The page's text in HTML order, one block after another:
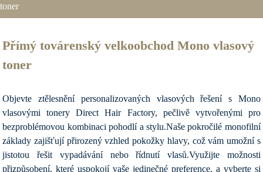
toner
Přímý továrenský velkoobchod Mono vlasový
toner
Objevte ztělesnění personalizovaných vlasových řešení s Mono
vlasovými tonery Direct Hair Factory, pečlivě vytvořenými pro
bezproblémovou kombinaci pohodlí a stylu.Naše pokročilé monofilní
základy zajišťují přirozený vzhled pokožky hlavy, což vám umožní s
jistotou řešit vypadávání nebo řídnutí vlasů.Využijte možnosti
přizpůsobení, které uspokojí vaše jedinečné preference, a vyberte si